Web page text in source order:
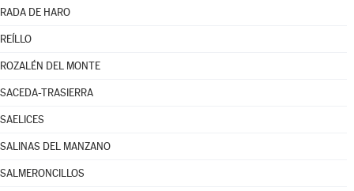
RADA DE HARO
REÍLLO
ROZALÉN DEL MONTE
SACEDA-TRASIERRA
SAELICES
SALINAS DEL MANZANO
SALMERONCILLOS